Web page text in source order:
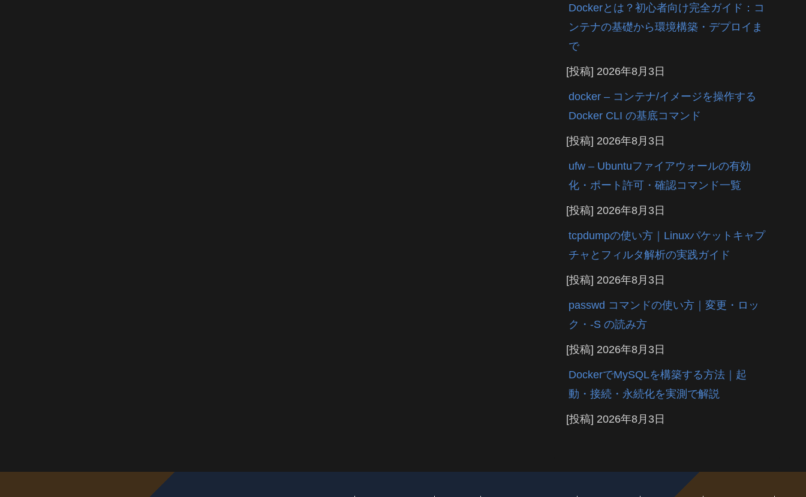
Dockerとは？初心者向け完全ガイド：コ
ンテナの基礎から環境構築・デプロイま
で
[投稿] 2026年8月3日
docker – コンテナ/イメージを操作する
Docker CLI の基底コマンド
[投稿] 2026年8月3日
ufw – Ubuntuファイアウォールの有効
化・ポート許可・確認コマンド一覧
[投稿] 2026年8月3日
tcpdumpの使い方｜Linuxパケットキャプ
チャとフィルタ解析の実践ガイド
[投稿] 2026年8月3日
passwd コマンドの使い方｜変更・ロッ
ク・-S の読み方
[投稿] 2026年8月3日
DockerでMySQLを構築する方法｜起
動・接続・永続化を実測で解説
[投稿] 2026年8月3日